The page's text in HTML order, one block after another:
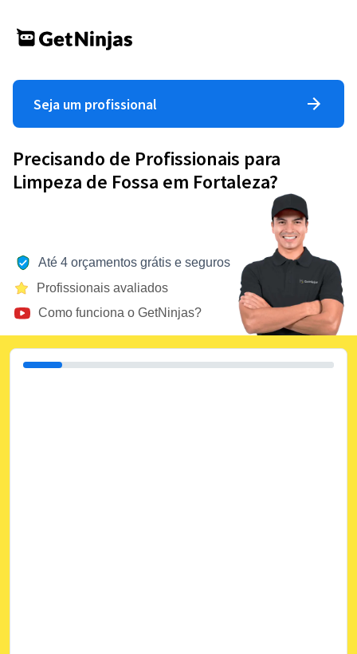
Seja um profissional
Precisando de Profissionais para
Limpeza de Fossa em Fortaleza?
Até 4 orçamentos grátis e seguros
Profissionais avaliados
Como funciona o GetNinjas?